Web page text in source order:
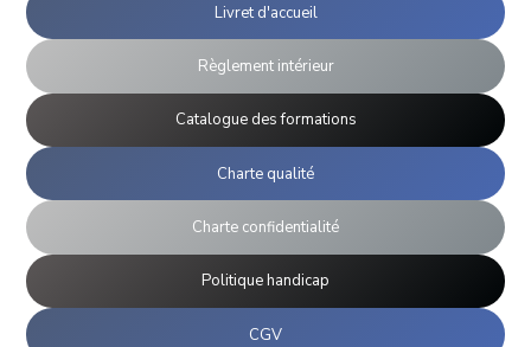
Livret d'accueil
Règlement intérieur
Catalogue des formations
Charte qualité
Charte confidentialité
Politique handicap
CGV